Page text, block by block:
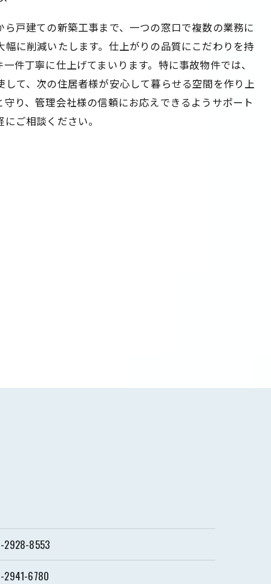
戸建ての新築工事まで、一つの窓口で複数の業務に
に削減いたします。仕上がりの品質にこだわりを持
件丁寧に仕上げてまいります。特に事故物件では、
て、次の住居者様が安心して暮らせる空間を作り上
り、管理会社様の信頼にお応えできるようサポート
ご相談ください。
2928-8553
2941-6780